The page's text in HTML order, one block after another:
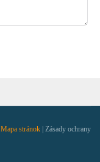
Mapa stránok | Zásady ochrany